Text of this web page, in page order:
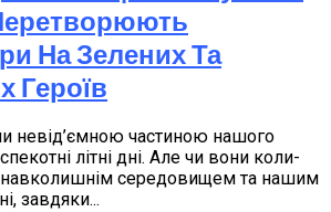
На Зелених Та
Героїв
невід’ємною частиною нашого
літні дні. Але чи вони коли-
середовищем та нашим
завдяки...